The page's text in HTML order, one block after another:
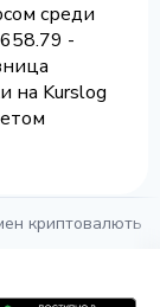
среди
-
на Kurslog
криптовалюты